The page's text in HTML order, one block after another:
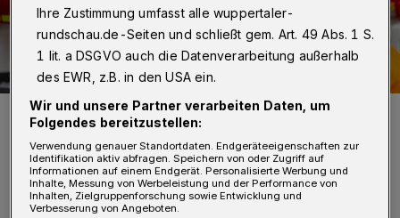
Symbolbild.
Foto: Christoph Petersen
Ihre Zustimmung umfasst alle wuppertaler-
rundschau.de-Seiten und schließt gem. Art. 49 Abs. 1 S.
1 lit. a DSGVO auch die Datenverarbeitung außerhalb
des EWR, z.B. in den USA ein.
Wir und unsere Partner verarbeiten Daten, um
Folgendes bereitzustellen:
Verwendung genauer Standortdaten. Endgeräteeigenschaften zur
Identifikation aktiv abfragen. Speichern von oder Zugriff auf
Informationen auf einem Endgerät. Personalisierte Werbung und
Inhalte, Messung von Werbeleistung und der Performance von
Inhalten, Zielgruppenforschung sowie Entwicklung und
Verbesserung von Angeboten.